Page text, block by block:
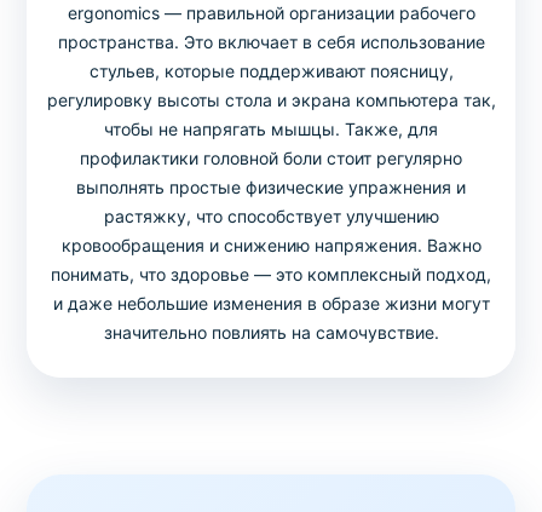
ergonomics — правильной организации рабочего
пространства. Это включает в себя использование
стульев, которые поддерживают поясницу,
регулировку высоты стола и экрана компьютера так,
чтобы не напрягать мышцы. Также, для
профилактики головной боли стоит регулярно
выполнять простые физические упражнения и
растяжку, что способствует улучшению
кровообращения и снижению напряжения. Важно
понимать, что здоровье — это комплексный подход,
и даже небольшие изменения в образе жизни могут
значительно повлиять на самочувствие.